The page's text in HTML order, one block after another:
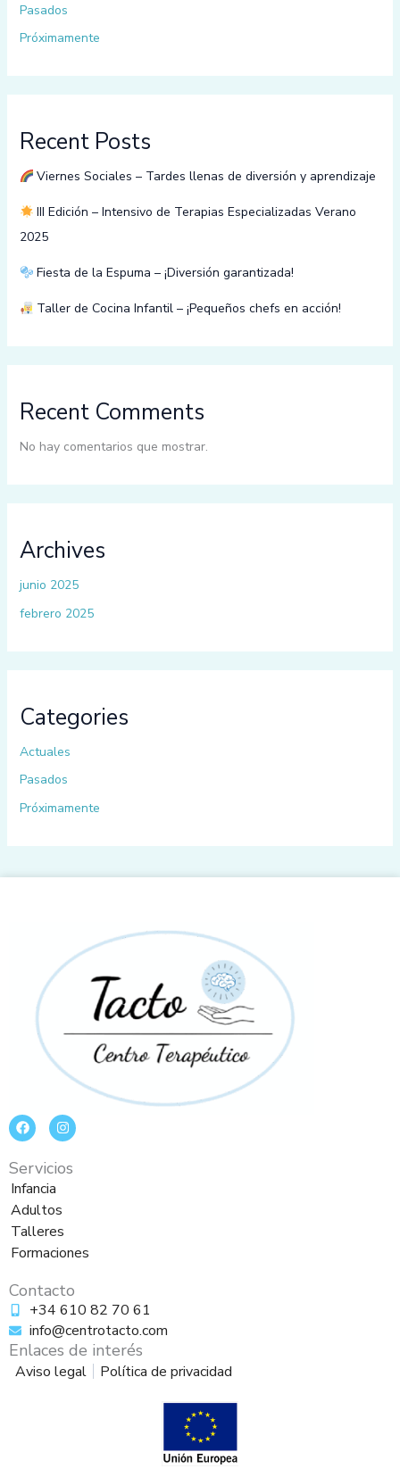
Pasados
Próximamente
Recent Posts
Viernes Sociales – Tardes llenas de diversión y aprendizaje
III Edición – Intensivo de Terapias Especializadas Verano
2025
Fiesta de la Espuma – ¡Diversión garantizada!
Taller de Cocina Infantil – ¡Pequeños chefs en acción!
Recent Comments
No hay comentarios que mostrar.
Archives
junio 2025
febrero 2025
Categories
Actuales
Pasados
Próximamente
F
a
c
b
o
k
I
n
s
a
a
m
Servicios
Infancia
Adultos
Talleres
Formaciones
Contacto
+34 610 82 70 61
info@centrotacto.com
Enlaces de interés
Aviso legal Política de privacidad